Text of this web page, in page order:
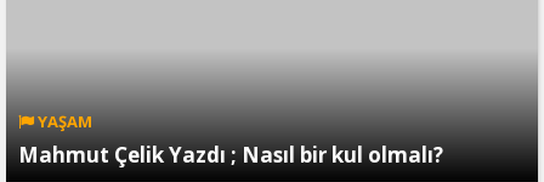
YAŞAM
Mahmut Çelik Yazdı ; Nasıl bir kul olmalı?